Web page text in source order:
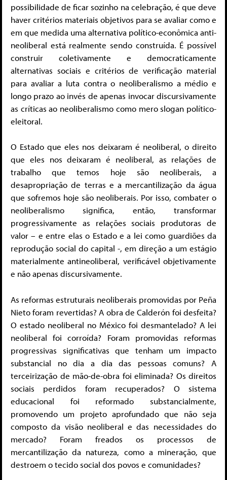
possibilidade de ficar sozinho na celebração, é que deve
haver critérios materiais objetivos para se avaliar como e
em que medida uma alternativa político-econômica anti-
neoliberal está realmente sendo construída. É possível
construir coletivamente e democraticamente
alternativas sociais e critérios de verificação material
para avaliar a luta contra o neoliberalismo a médio e
longo prazo ao invés de apenas invocar discursivamente
as críticas ao neoliberalismo como mero slogan político-
eleitoral.
O Estado que eles nos deixaram é neoliberal, o direito
que eles nos deixaram é neoliberal, as relações de
trabalho que temos hoje são neoliberais, a
desapropriação de terras e a mercantilização da água
que sofremos hoje são neoliberais. Por isso, combater o
neoliberalismo significa, então, transformar
progressivamente as relações sociais produtoras de
valor – e entre elas o Estado e a lei como guardiões da
reprodução social do capital -, em direção a um estágio
materialmente antineoliberal, verificável objetivamente
e não apenas discursivamente.
As reformas estruturais neoliberais promovidas por Peña
Nieto foram revertidas? A obra de Calderón foi desfeita?
O estado neoliberal no México foi desmantelado? A lei
neoliberal foi corroída? Foram promovidas reformas
progressivas significativas que tenham um impacto
substancial no dia a dia das pessoas comuns? A
terceirização de mão-de-obra foi eliminada? Os direitos
sociais perdidos foram recuperados? O sistema
educacional foi reformado substancialmente,
promovendo um projeto aprofundado que não seja
composto da visão neoliberal e das necessidades do
mercado? Foram freados os processos de
mercantilização da natureza, como a mineração, que
destroem o tecido social dos povos e comunidades?